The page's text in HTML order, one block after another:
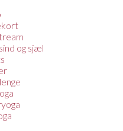
og sjæl